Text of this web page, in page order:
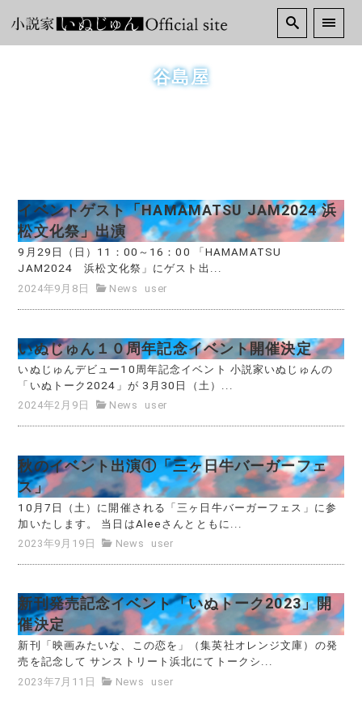
谷島屋
イベントゲスト「HAMAMATSU JAM2024 浜
松文化祭」出演
9月29日（日）11：00～16：00 「HAMAMATSU
JAM2024 浜松文化祭」にゲスト出...
2024年9月8日
News user
いぬじゅん１０周年記念イベント開催決定
いぬじゅんデビュー10周年記念イベント 小説家いぬじゅんの
「いぬトーク2024」が 3月30日（土）...
2024年2月9日
News user
秋のイベント出演①「三ヶ日牛バーガーフェ
ス」
10月7日（土）に開催される「三ヶ日牛バーガーフェス」に参
加いたします。 当日はAleeさんとともに...
2023年9月19日
News user
新刊発売記念イベント「いぬトーク2023」開
催決定
新刊「映画みたいな、この恋を」（集英社オレンジ文庫）の発
売を記念して サンストリート浜北にてトークシ...
2023年7月11日
News user